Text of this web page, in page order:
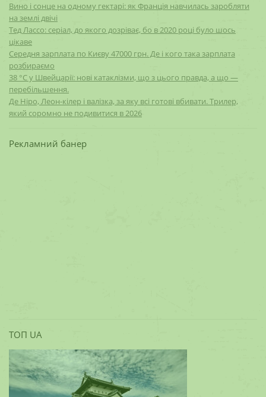
Вино і сонце на одному гектарі: як Франція навчилась заробляти
на землі двічі
Тед Лассо: серіал, до якого дозріває, бо в 2020 році було шось
цікаве
Середня зарплата по Києву 47000 грн. Де і кого така зарплата
розбираємо
38 °C у Швейцарії: нові катаклізми, що з цього правда, а що —
перебільшення.
Де Ніро, Леон-кілер і валізка, за яку всі готові вбивати. Трилер,
який соромно не подивитися в 2026
Рекламний банер
ТОП UA